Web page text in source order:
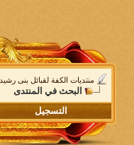
منتديات الكفة لقبائل بنى رشيد
البحث في المنتدى
التسجيل